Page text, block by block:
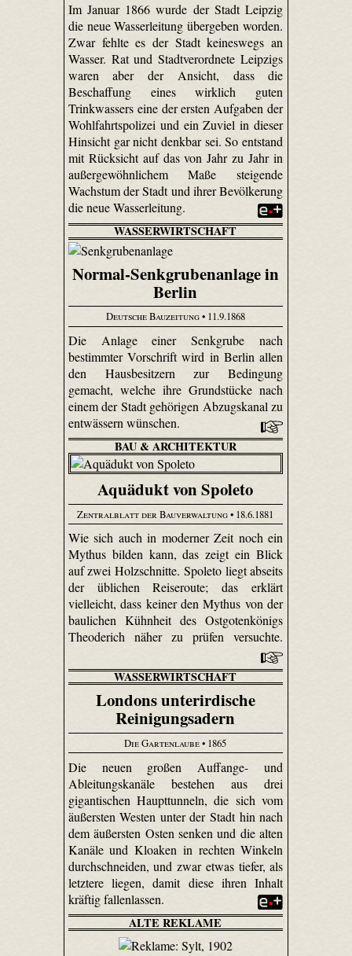
Im Januar 1866 wurde der Stadt Leipzig
die neue Wasserleitung übergeben worden.
Zwar fehlte es der Stadt keineswegs an
Wasser. Rat und Stadtverordnete Leipzigs
waren aber der Ansicht, dass die
Beschaffung eines wirklich guten
Trinkwassers eine der ersten Aufgaben der
Wohlfahrtspolizei und ein Zuviel in dieser
Hinsicht gar nicht denkbar sei. So entstand
mit Rücksicht auf das von Jahr zu Jahr in
außergewöhnlichem Maße steigende
Wachstum der Stadt und ihrer Bevölkerung
die neue Wasserleitung.
WASSERWIRTSCHAFT
Normal-Senkgrubenanlage in
Berlin
Deutsche Bauzeitung• 11.9.1868
Die Anlage einer Senkgrube nach
bestimmter Vorschrift wird in Berlin allen
den Hausbesitzern zur Bedingung
gemacht, welche ihre Grundstücke nach
einem der Stadt gehörigen Abzugskanal zu
entwässern wünschen.
BAU & ARCHITEKTUR
Aquädukt von Spoleto
Zentralblatt der Bauverwaltung• 18.6.1881
Wie sich auch in moderner Zeit noch ein
Mythus bilden kann, das zeigt ein Blick
auf zwei Holzschnitte. Spoleto liegt abseits
der üblichen Reiseroute; das erklärt
vielleicht, dass keiner den Mythus von der
baulichen Kühnheit des Ostgotenkönigs
Theoderich näher zu prüfen versuchte.
WASSERWIRTSCHAFT
Londons unterirdische
Reinigungsadern
Die Gartenlaube• 1865
Die neuen großen Auffange- und
Ableitungskanäle bestehen aus drei
gigantischen Haupttunneln, die sich vom
äußersten Westen unter der Stadt hin nach
dem äußersten Osten senken und die alten
Kanäle und Kloaken in rechten Winkeln
durchschneiden, und zwar etwas tiefer, als
letztere liegen, damit diese ihren Inhalt
kräftig fallenlassen.
ALTE REKLAME